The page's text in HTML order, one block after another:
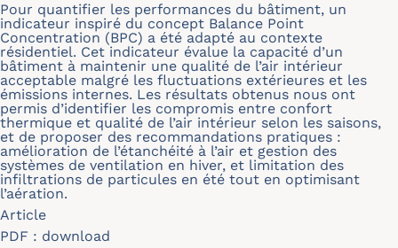
Pour quantifier les performances du bâtiment, un
indicateur inspiré du concept Balance Point
Concentration (BPC) a été adapté au contexte
résidentiel. Cet indicateur évalue la capacité d’un
bâtiment à maintenir une qualité de l’air intérieur
acceptable malgré les fluctuations extérieures et les
émissions internes. Les résultats obtenus nous ont
permis d’identifier les compromis entre confort
thermique et qualité de l’air intérieur selon les saisons,
et de proposer des recommandations pratiques :
amélioration de l’étanchéité à l’air et gestion des
systèmes de ventilation en hiver, et limitation des
infiltrations de particules en été tout en optimisant
l’aération.
Article
PDF : download